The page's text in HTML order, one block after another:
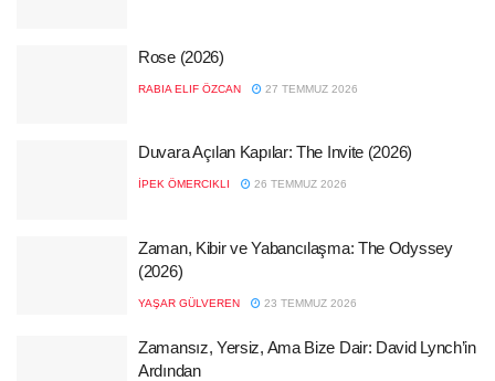
Rose (2026)
RABIA ELIF ÖZCAN 27 TEMMUZ 2026
Duvara Açılan Kapılar: The Invite (2026)
İPEK ÖMERCIKLI 26 TEMMUZ 2026
Zaman, Kibir ve Yabancılaşma: The Odyssey
(2026)
YAŞAR GÜLVEREN 23 TEMMUZ 2026
Zamansız, Yersiz, Ama Bize Dair: David Lynch’in
Ardından